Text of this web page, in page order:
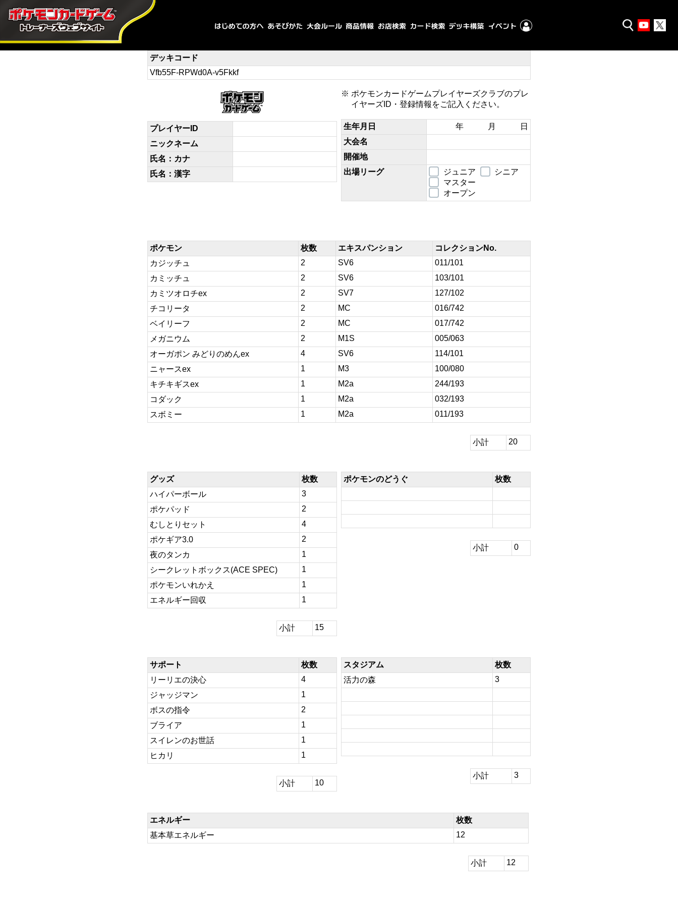
デッキコード
Vfb55F-RPWd0A-v5Fkkf
プレイヤーID
ニックネーム
氏名：カナ
氏名：漢字
ポケモンカードゲームプレイヤーズクラブのプレ
イヤーズID・登録情報をご記入ください。
生年月日
年 月 日
大会名
開催地
出場リーグ
ジュニア
シニア
マスター
オープン
ポケモン 枚数 エキスパンション
コレクションNo.
カジッチュ
2 SV6
011/101
カミッチュ
2 SV6
103/101
カミツオロチex
2 SV7
127/102
チコリータ
2 MC
016/742
ベイリーフ
2 MC
017/742
メガニウム
2 M1S
005/063
オーガポン みどりのめんex
4 SV6
114/101
ニャースex
1 M3
100/080
キチキギスex
1 M2a
244/193
コダック
1 M2a
032/193
スボミー
1 M2a 011/193
小計 20
グッズ
枚数
ハイパーボール
3
ポケパッド
2
むしとりセット
4
ポケギア3.0
2
夜のタンカ
1
シークレットボックス(ACE SPEC)
1
ポケモンいれかえ
1
エネルギー回収
1
小計 15
ポケモンのどうぐ 枚数
小計 0
サポート
枚数
リーリエの決心
4
ジャッジマン
1
ボスの指令
2
ブライア
1
スイレンのお世話
1
ヒカリ
1
小計 10
スタジアム
枚数
活力の森
3
小計 3
エネルギー
枚数
基本草エネルギー
12
小計 12